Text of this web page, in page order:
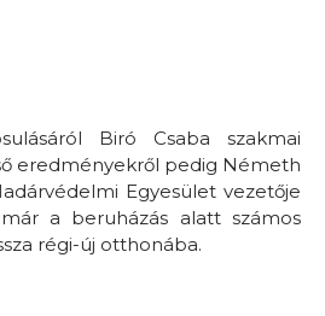
Biró Csaba szakmai
eredményekről pedig Németh
Egyesület vezetője
a beruházás alatt számos
régi-új otthonába.